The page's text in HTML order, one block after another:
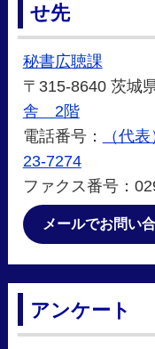
せ先
秘書広聴課
〒315-8640 茨城
舎 2階
電話番号：
（代
23-7274
ファクス番号：
メールでお問い
アンケート